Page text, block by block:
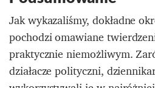
Jak wykazaliśmy, dokładne
pochodzi omawiane
praktycznie niemożliwym.
działacze polityczni,